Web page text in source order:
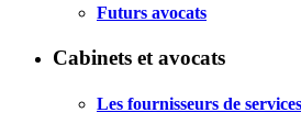
Futurs avocats
Cabinets et avocats
Les fournisseurs de services